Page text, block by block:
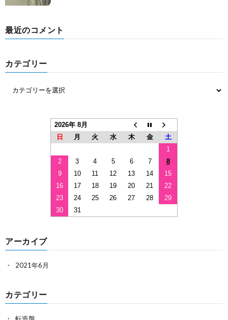
最近のコメント
カテゴリー
2026年 8月
日
月 火 水 木 金
土
1
2
3 4 5 6 7
8
9
10 11 12 13 14
15
16
17 18 19 20 21
22
23
24 25 26 27 28
29
30
31
アーカイブ
2021年6月
カテゴリー
転造盤